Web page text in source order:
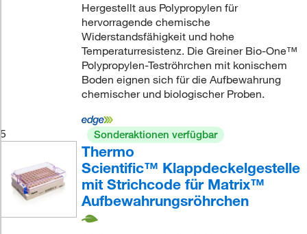
Hergestellt aus Polypropylen für
hervorragende chemische
Widerstandsfähigkeit und hohe
Temperaturresistenz. Die Greiner Bio-One™
Polypropylen-Teströhrchen mit konischem
Boden eignen sich für die Aufbewahrung
chemischer und biologischer Proben.
5 Sonderaktionen verfügbar
Thermo
Scientific™ Klappdeckelgestelle
mit Strichcode für Matrix™
Aufbewahrungsröhrchen